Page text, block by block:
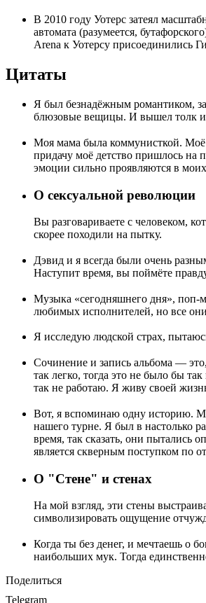
В 2010 году Уотерс затеял
автомата (разумеется,
Arena к Уотерсу присоединились
Цитаты
Я был безнадёжным романтиком,
блюзовые вещицы. И вышел толк
Моя мама была коммунисткой. Моё
придачу моё детство пришлось на
эмоции сильно проявляются в
О сексуальной революции
Вы разговариваете с человеком,
скорее походили на пытку.
Дэвид и я всегда были очень
Наступит время, вы поймёте
Музыка «сегодняшнего дня», поп-
любимых исполнителей, но все
Я исследую людской страх,
Сочинение и запись альбома —
так легко, тогда это не было бы
так не работаю. Я живу своей
Вот, я вспоминаю одну историю.
нашего турне. Я был в настолько
время, так сказать, они пытались
является скверным поступком по
О "Стене" и стенах
На мой взгляд, эти стены
символизировать ощущение
Когда ты без денег, и мечтаешь о
наибольших мук. Тогда
Поделиться
Telegram